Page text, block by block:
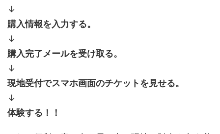
↓
購入情報を入力する。
↓
購入完了メールを受け取る。
↓
現地受付でスマホ画面のチケットを見せる。
↓
体験する！！